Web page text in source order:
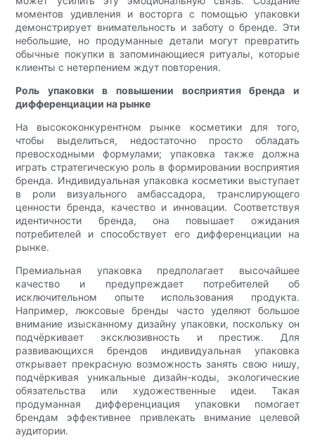
моментов удивления и восторга с помощью упаковки
демонстрирует внимательность и заботу о бренде. Эти
небольшие, но продуманные детали могут превратить
обычные покупки в запоминающиеся ритуалы, которые
клиенты с нетерпением ждут повторения.
Роль упаковки в повышении восприятия бренда и
дифференциации на рынке
На высококонкурентном рынке косметики для того,
чтобы выделиться, недостаточно просто обладать
превосходными формулами; упаковка также должна
играть стратегическую роль в формировании восприятия
бренда. Индивидуальная упаковка косметики выступает
в роли визуального амбассадора, транслирующего
ценности бренда, качество и инновации. Соответствуя
идентичности бренда, она повышает ожидания
потребителей и способствует его дифференциации на
рынке.
Премиальная упаковка предполагает высочайшее
качество и предупреждает потребителей об
исключительном опыте использования продукта.
Например, люксовые бренды часто уделяют большое
внимание изысканному дизайну упаковки, поскольку он
подчёркивает эксклюзивность и престиж. Для
развивающихся брендов индивидуальная упаковка
открывает прекрасную возможность занять свою нишу,
подчёркивая уникальные дизайн-коды, экологические
обязательства или художественные идеи. Такая
продуманная дифференциация упаковки помогает
брендам эффективнее привлекать внимание целевой
аудитории.